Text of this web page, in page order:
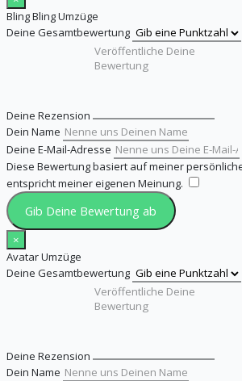
Bling Bling Umzüge
Deine Gesamtbewertung
Deine Rezension
Dein Name
Deine E-Mail-Adresse
Diese Bewertung basiert auf meiner
entspricht meiner eigenen Meinung.
Gib Deine Bewertung ab
×
Avatar Umzüge
Deine Gesamtbewertung
Deine Rezension
Dein Name